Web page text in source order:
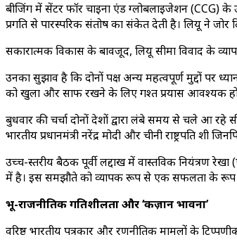
बीजिंग में सेंटर फॉर चाइना एंड ग्लोबलाइजेशन (CCG) के
प्रगति से पारस्परिक संतोष का संकेत देती है। लियू ने
सकारात्मक विकास के बावजूद, लियू सीमा विवाद के
उनका सुझाव है कि दोनों पक्ष अन्य महत्वपूर्ण मुद्दों पर
को खुला और साफ रखने के लिए गश्त प्रयास आवश्यक
बुधवार की चर्चा दोनों देशों द्वारा लंबे समय से चले आ रहे
भारतीय प्रधानमंत्री नरेंद्र मोदी और चीनी राष्ट्रपति शी
उच्च-स्तरीय बैठक पूर्वी लद्दाख में वास्तविक नियंत्रण
में है। इस समझौते को व्यापक रूप से एक सफलता के रूप में
भू-राजनीतिक गतिशीलता और ‘कज़ान भावना’
वरिष्ठ भारतीय पत्रकार और रणनीतिक मामलों के